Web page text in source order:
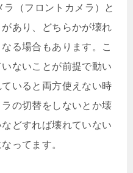
（フロントカメラ）と
あり、どちらかが壊れ
る場合もあります。こ
ないことが前提で動い
いると両方使えない時
の切替をしないとか壊
どすれば壊れていない
ってます。